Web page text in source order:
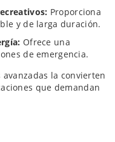
Proporciona
y de larga duración.
Ofrece una
de emergencia.
la convierten
que demandan